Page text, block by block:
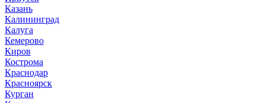
Казань
Калининград
Калуга
Кемерово
Киров
Кострома
Краснодар
Красноярск
Курган